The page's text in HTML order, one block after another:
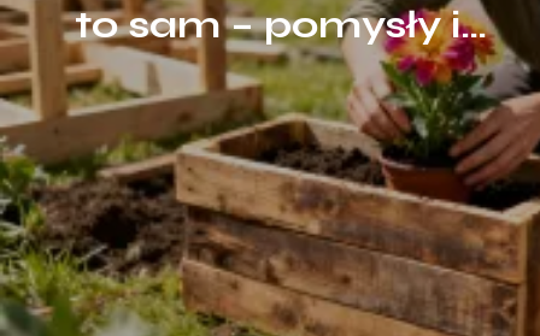
to sam – pomysły i
instrukcja krok po kroku